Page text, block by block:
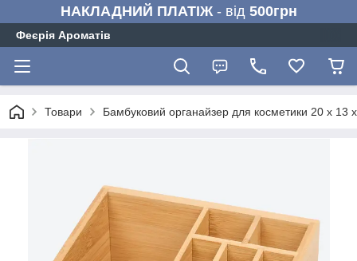
НАКЛАДНИЙ ПЛАТІЖ- від 500грн
Феєрія Ароматів
Товари Бамбуковий органайзер для косметики 20 x 13